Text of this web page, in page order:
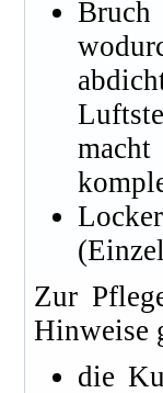
Zur
Hinweise
die